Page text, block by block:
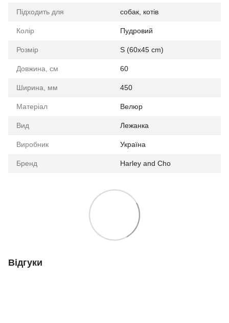
Підходить для собак, котів
Колір Пудровий
Розмір S (60x45 cm)
Довжина, см 60
Ширина, мм 450
Матеріал Велюр
Вид Лежанка
Виробник Україна
Бренд Harley and Cho
Відгуки